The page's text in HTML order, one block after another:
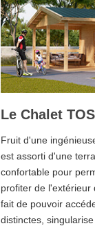
Le Chalet
Fruit d'une
est assorti d'une
confortable pour
profiter de l'extérieur
fait de pouvoir
distinctes,